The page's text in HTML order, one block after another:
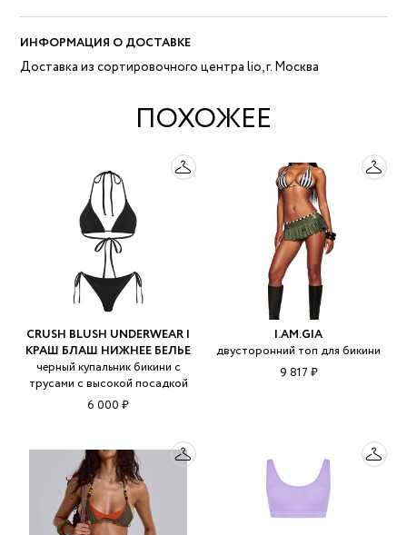
ИНФОРМАЦИЯ О ДОСТАВКЕ
Доставка из сортировочного центра lio, г. Москва
ПОХОЖЕЕ
CRUSH BLUSH UNDERWEAR |
КРАШ БЛАШ НИЖНЕЕ БЕЛЬЕ
черный купальник бикини с
трусами с высокой посадкой
6 000 ₽
I.AM.GIA
двусторонний топ для бикини
9 817 ₽